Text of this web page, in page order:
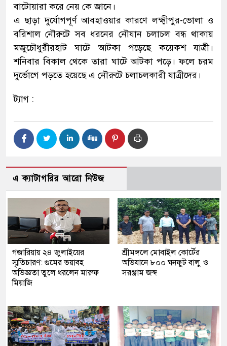
বাটোয়ারা করে নেয় কে জানে।
এ ছাড়া দুর্যোগপূর্ণ আবহাওয়ার কারণে লক্ষ্মীপুর-ভোলা ও
বরিশাল নৌরুটে সব ধরনের নৌযান চলাচল বন্ধ থাকায়
মজুচৌধুরীরহাট ঘাটে আটকা পড়েছে কয়েকশ যাত্রী।
শনিবার বিকাল থেকে তারা ঘাটে আটকা পড়ে। ফলে চরম
দুর্ভোগে পড়তে হয়েছে এ নৌরুটে চলাচলকারী যাত্রীদের।
ট্যাগ :
এ ক্যাটাগরির আরো নিউজ
গজারিয়ায় ২৪ জুলাইয়ের
স্মৃতিচারণ: গুমের ভয়াবহ
অভিজ্ঞতা তুলে ধরলেন মারুফ
মিয়াজি
শ্রীমঙ্গলে মোবাইল কোর্টের
অভিযানে ৮০০ ঘনফুট বালু ও
সরঞ্জাম জব্দ